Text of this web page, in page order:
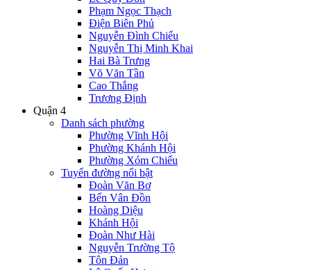
Phạm Ngọc Thạch
Điện Biên Phủ
Nguyễn Đình Chiểu
Nguyễn Thị Minh Khai
Hai Bà Trưng
Võ Văn Tần
Cao Thắng
Trương Định
Quận 4
Danh sách phường
Phường Vĩnh Hội
Phường Khánh Hội
Phường Xóm Chiếu
Tuyến đường nổi bật
Đoàn Văn Bơ
Bến Vân Đồn
Hoàng Diệu
Khánh Hội
Đoàn Như Hài
Nguyễn Trường Tộ
Tôn Đản